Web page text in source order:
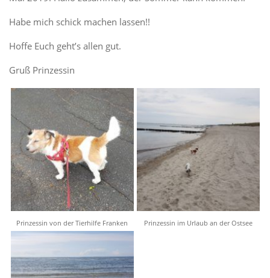
Habe mich schick machen lassen!!
Hoffe Euch geht’s allen gut.
Gruß Prinzessin
Prinzessin von der Tierhilfe Franken Prinzessin im Urlaub an der Ostsee